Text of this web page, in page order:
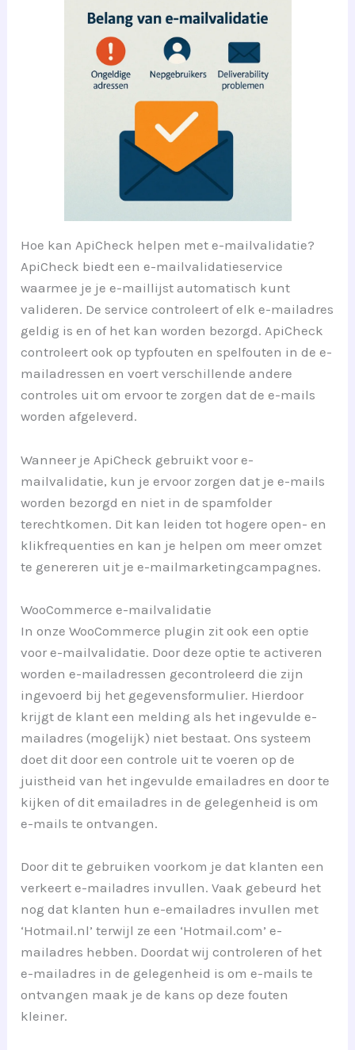
Hoe kan ApiCheck helpen met e-mailvalidatie?
ApiCheck biedt een e-mailvalidatieservice
waarmee je je e-maillijst automatisch kunt
valideren. De service controleert of elk e-mailadres
geldig is en of het kan worden bezorgd. ApiCheck
controleert ook op typfouten en spelfouten in de e-
mailadressen en voert verschillende andere
controles uit om ervoor te zorgen dat de e-mails
worden afgeleverd.
Wanneer je ApiCheck gebruikt voor e-
mailvalidatie, kun je ervoor zorgen dat je e-mails
worden bezorgd en niet in de spamfolder
terechtkomen. Dit kan leiden tot hogere open- en
klikfrequenties en kan je helpen om meer omzet
te genereren uit je e-mailmarketingcampagnes.
WooCommerce e-mailvalidatie
In onze WooCommerce plugin zit ook een optie
voor e-mailvalidatie. Door deze optie te activeren
worden e-mailadressen gecontroleerd die zijn
ingevoerd bij het gegevensformulier. Hierdoor
krijgt de klant een melding als het ingevulde e-
mailadres (mogelijk) niet bestaat. Ons systeem
doet dit door een controle uit te voeren op de
juistheid van het ingevulde emailadres en door te
kijken of dit emailadres in de gelegenheid is om
e-mails te ontvangen.
Door dit te gebruiken voorkom je dat klanten een
verkeert e-mailadres invullen. Vaak gebeurd het
nog dat klanten hun e-emailadres invullen met
‘Hotmail.nl’ terwijl ze een ‘Hotmail.com’ e-
mailadres hebben. Doordat wij controleren of het
e-mailadres in de gelegenheid is om e-mails te
ontvangen maak je de kans op deze fouten
kleiner.